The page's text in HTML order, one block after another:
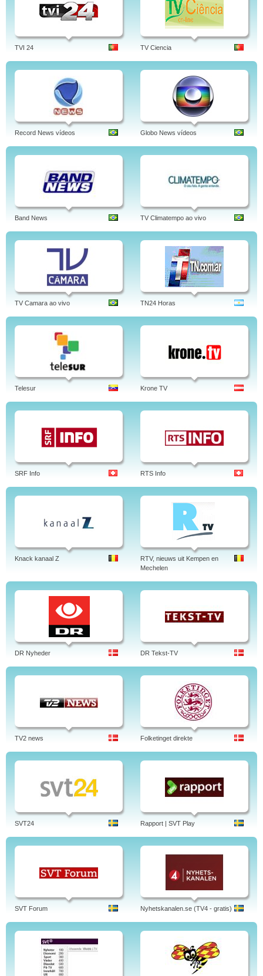
TVI 24 TV Ciencia
Record News vídeos Globo News vídeos
Band News TV Climatempo ao vivo
TV Camara ao vivo TN24 Horas
Telesur Krone TV
SRF Info RTS Info
Knack kanaal Z
RTV, nieuws uit Kempen en
Mechelen
DR Nyheder DR Tekst-TV
TV2 news Folketinget direkte
SVT24 Rapport | SVT Play
SVT Forum Nyhetskanalen.se (TV4 - gratis)